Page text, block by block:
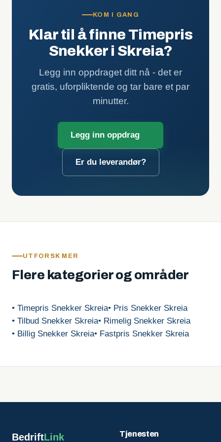
KOM I GANG
Klar til å finne Timepris
Snekker i Skreia?
Legg inn oppdraget ditt nå - det er
gratis, uforpliktende og tar bare et par
minutter.
Legg inn oppdrag
Er du leverandør?
UTFORSK MER
Flere kategorier og områder
• Timepris Snekker Skreia• Pris Snekker Skreia
• Tilbud Snekker Skreia• Rimelig Snekker Skreia
• Billig Snekker Skreia• Fastpris Snekker Skreia
BedriftLink Tjenesten